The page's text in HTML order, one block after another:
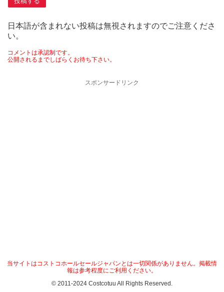
日本語が含まれない投稿は無視されますのでご注意くださ
い。
コメントは承認制です。
公開されるまでしばらくお待ち下さい。
スポンサードリンク
当サイトはコストコホールセールジャパンとは一切関係がありません。掲載情
報は参考程度にご利用ください。
© 2011-2024 Costcotuu All Rights Reserved.